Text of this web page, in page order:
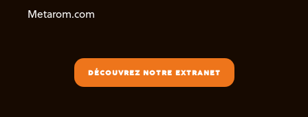
Metarom.com
DÉCOUVREZ NOTRE EXTRANET